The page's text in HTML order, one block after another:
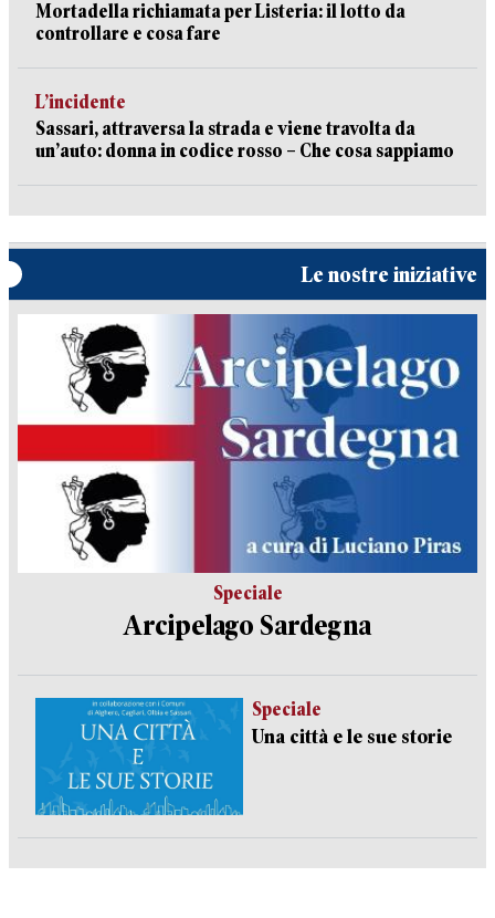
Mortadella richiamata per Listeria: il lotto da
controllare e cosa fare
L’incidente
Sassari, attraversa la strada e viene travolta da
un’auto: donna in codice rosso – Che cosa sappiamo
Le nostre iniziative
Speciale
Arcipelago Sardegna
Speciale
Una città e le sue storie